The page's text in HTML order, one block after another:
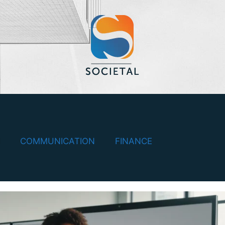
COMMUNICATION FINANCE